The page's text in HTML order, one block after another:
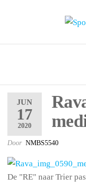
JUN
17
2020
Door NMBS5540
De "RE" naar Trier